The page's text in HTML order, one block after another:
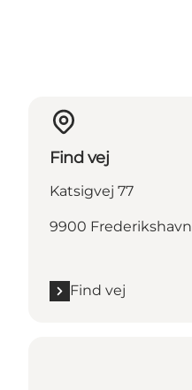
Find vej
Katsigvej 77
9900 Frederikshavn
Find vej